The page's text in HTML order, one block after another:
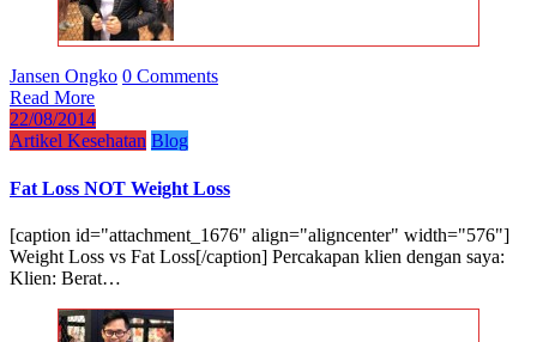
Jansen Ongko 0 Comments
Read More
22/08/2014
Artikel Kesehatan Blog
Fat Loss NOT Weight Loss
[caption id="attachment_1676" align="aligncenter" width="576"]
Weight Loss vs Fat Loss[/caption] Percakapan klien dengan saya:
Klien: Berat…